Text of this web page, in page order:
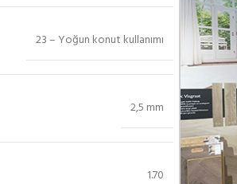
23 – Yoğun konut kullanımı
2,5 mm
1.70